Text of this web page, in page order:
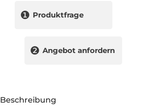
❶ Produktfrage
❷ Angebot anfordern
Beschreibung